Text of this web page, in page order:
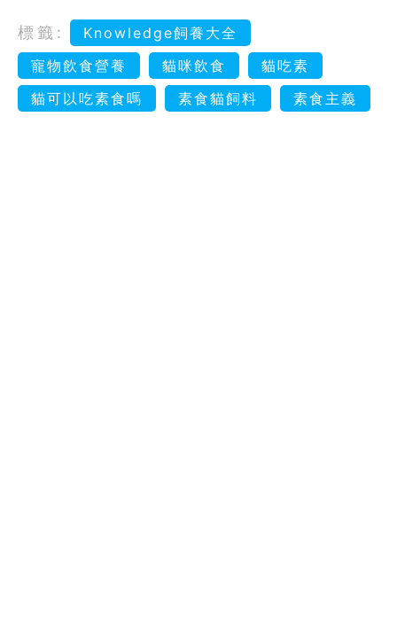
標籤:
Knowledge飼養大全
寵物飲食營養
貓咪飲食
貓吃素
貓可以吃素食嗎
素食貓飼料 素食主義